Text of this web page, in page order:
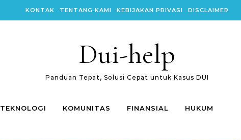
KONTAK TENTANG KAMI KEBIJAKAN PRIVASI DISCLAIMER
Dui-help
Panduan Tepat, Solusi Cepat untuk Kasus DUI
TEKNOLOGI KOMUNITAS FINANSIAL HUKUM